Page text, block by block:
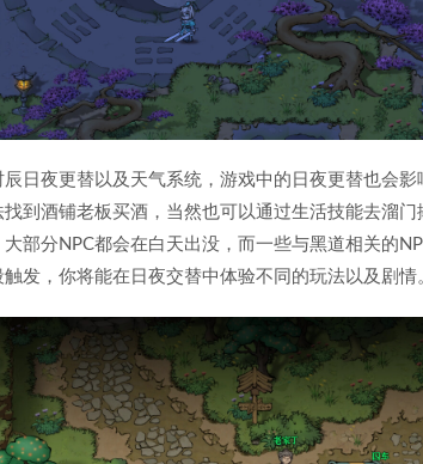
日夜更替以及天气系统，游戏中的日夜更替也会
找到酒铺老板买酒，当然也可以通过生活技能去溜
部分NPC都会在白天出没，而一些与黑道相关的
发，你将能在日夜交替中体验不同的玩法以及剧情